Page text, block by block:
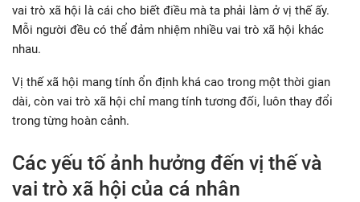
vai trò xã hội là cái cho biết điều mà ta phải làm ở vị thế ấy.
Mỗi người đều có thể đảm nhiệm nhiều vai trò xã hội khác
nhau.
Vị thế xã hội mang tính ổn định khá cao trong một thời gian
dài, còn vai trò xã hội chỉ mang tính tương đối, luôn thay đổi
trong từng hoàn cảnh.
Các yếu tố ảnh hưởng đến vị thế và
vai trò xã hội của cá nhân